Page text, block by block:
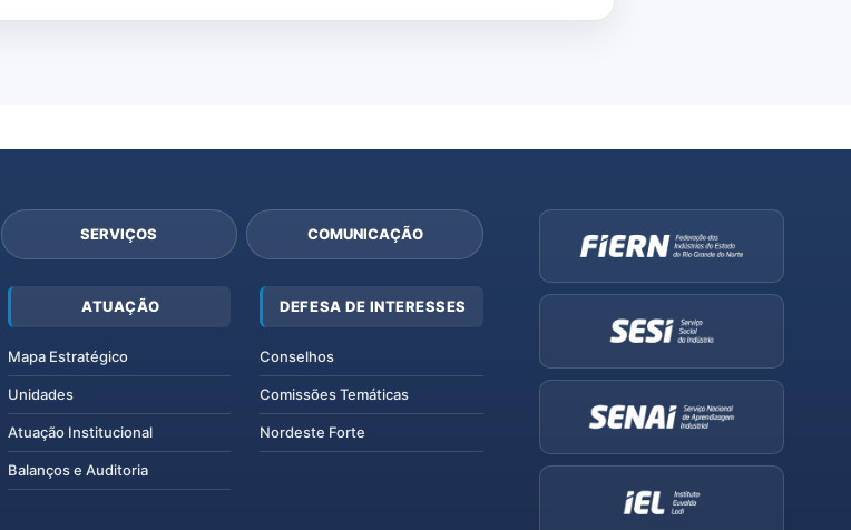
SERVIÇOS COMUNICAÇÃO
ATUAÇÃO
Mapa Estratégico
Unidades
Atuação Institucional
Balanços e Auditoria
DEFESA DE INTERESSES
Conselhos
Comissões Temáticas
Nordeste Forte